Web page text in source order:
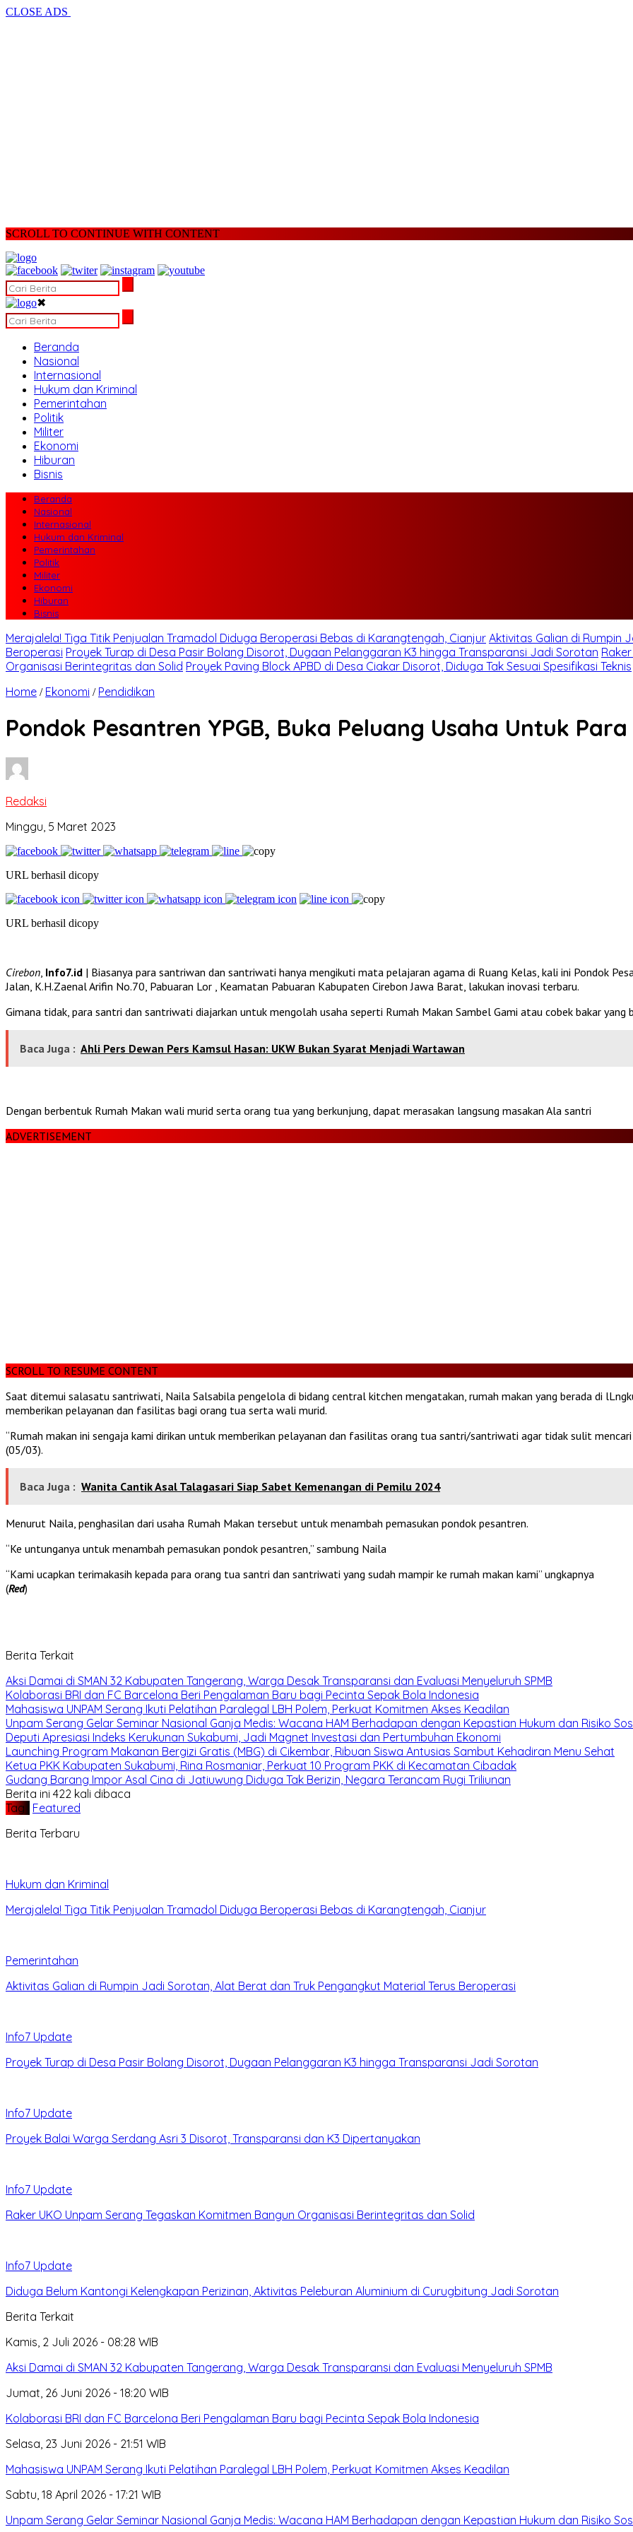
CLOSE ADS
SCROLL TO CONTINUE WITH CONTENT
✖
Beranda
Nasional
Internasional
Hukum dan Kriminal
Pemerintahan
Politik
Militer
Ekonomi
Hiburan
Bisnis
Beranda
Nasional
Internasional
Hukum dan Kriminal
Pemerintahan
Politik
Militer
Ekonomi
Hiburan
Bisnis
Merajalela! Tiga Titik Penjualan Tramadol Diduga Beroperasi Bebas di Karangtengah, Cianjur Aktivitas Galian di Rumpin
Beroperasi Proyek Turap di Desa Pasir Bolang Disorot, Dugaan Pelanggaran K3 hingga Transparansi Jadi Sorotan
Organisasi Berintegritas dan Solid Proyek Paving Block APBD di Desa Ciakar Disorot, Diduga Tak Sesuai Spesifikasi Teknis
Home / Ekonomi / Pendidikan
Pondok Pesantren YPGB, Buka Peluang Usaha Untuk
Redaksi
Minggu, 5 Maret 2023
URL berhasil dicopy
URL berhasil dicopy
Cirebon Info7.id | Biasanya para santriwan dan santriwati hanya mengikuti mata pelajaran agama di Ruang Kelas, kali ini Pondok
Jalan, K.H.Zaenal Arifin No.70, Pabuaran Lor , Keamatan Pabuaran Kabupaten Cirebon Jawa Barat, lakukan inovasi terbaru.
Gimana tidak, para santri dan santriwati diajarkan untuk mengolah usaha seperti Rumah Makan Sambel Gami atau cobek bakar yang
Baca Juga : Ahli Pers Dewan Pers Kamsul Hasan: UKW Bukan Syarat Menjadi Wartawan
Dengan berbentuk Rumah Makan wali murid serta orang tua yang berkunjung, dapat merasakan langsung masakan Ala santri
ADVERTISEMENT
SCROLL TO RESUME CONTENT
Saat ditemui salasatu santriwati, Naila Salsabila pengelola di bidang central kitchen mengatakan, rumah makan yang berada di
memberikan pelayanan dan fasilitas bagi orang tua serta wali murid.
“Rumah makan ini sengaja kami dirikan untuk memberikan pelayanan dan fasilitas orang tua santri/santriwati agar tidak sulit
(05/03).
Baca Juga : Wanita Cantik Asal Talagasari Siap Sabet Kemenangan di Pemilu 2024
Menurut Naila, penghasilan dari usaha Rumah Makan tersebut untuk menambah pemasukan pondok pesantren.
“Ke untunganya untuk menambah pemasukan pondok pesantren,” sambung Naila
“Kami ucapkan terimakasih kepada para orang tua santri dan santriwati yang sudah mampir ke rumah makan kami” ungkapnya
(Red)
Berita Terkait
Aksi Damai di SMAN 32 Kabupaten Tangerang, Warga Desak Transparansi dan Evaluasi Menyeluruh SPMB
Kolaborasi BRI dan FC Barcelona Beri Pengalaman Baru bagi Pecinta Sepak Bola Indonesia
Mahasiswa UNPAM Serang Ikuti Pelatihan Paralegal LBH Polem, Perkuat Komitmen Akses Keadilan
Unpam Serang Gelar Seminar Nasional Ganja Medis: Wacana HAM Berhadapan dengan Kepastian Hukum dan Risiko
Deputi Apresiasi Indeks Kerukunan Sukabumi, Jadi Magnet Investasi dan Pertumbuhan Ekonomi
Launching Program Makanan Bergizi Gratis (MBG) di Cikembar, Ribuan Siswa Antusias Sambut Kehadiran Menu Sehat
Ketua PKK Kabupaten Sukabumi, Rina Rosmaniar, Perkuat 10 Program PKK di Kecamatan Cibadak
Gudang Barang Impor Asal Cina di Jatiuwung Diduga Tak Berizin, Negara Terancam Rugi Triliunan
Berita ini 422 kali dibaca
Tag :
Featured
Berita Terbaru
Hukum dan Kriminal
Merajalela! Tiga Titik Penjualan Tramadol Diduga Beroperasi Bebas di Karangtengah, Cianjur
Pemerintahan
Aktivitas Galian di Rumpin Jadi Sorotan, Alat Berat dan Truk Pengangkut Material Terus Beroperasi
Info7 Update
Proyek Turap di Desa Pasir Bolang Disorot, Dugaan Pelanggaran K3 hingga Transparansi Jadi Sorotan
Info7 Update
Proyek Balai Warga Serdang Asri 3 Disorot, Transparansi dan K3 Dipertanyakan
Info7 Update
Raker UKO Unpam Serang Tegaskan Komitmen Bangun Organisasi Berintegritas dan Solid
Info7 Update
Diduga Belum Kantongi Kelengkapan Perizinan, Aktivitas Peleburan Aluminium di Curugbitung Jadi Sorotan
Berita Terkait
Kamis, 2 Juli 2026 - 08:28 WIB
Aksi Damai di SMAN 32 Kabupaten Tangerang, Warga Desak Transparansi dan Evaluasi Menyeluruh SPMB
Jumat, 26 Juni 2026 - 18:20 WIB
Kolaborasi BRI dan FC Barcelona Beri Pengalaman Baru bagi Pecinta Sepak Bola Indonesia
Selasa, 23 Juni 2026 - 21:51 WIB
Mahasiswa UNPAM Serang Ikuti Pelatihan Paralegal LBH Polem, Perkuat Komitmen Akses Keadilan
Sabtu, 18 April 2026 - 17:21 WIB
Unpam Serang Gelar Seminar Nasional Ganja Medis: Wacana HAM Berhadapan dengan Kepastian Hukum dan Risiko